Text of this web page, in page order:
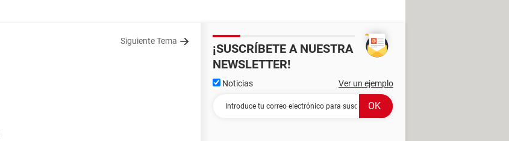
Siguiente Tema
¡SUSCRÍBETE A NUESTRA
NEWSLETTER!
Noticias Ver un ejemplo